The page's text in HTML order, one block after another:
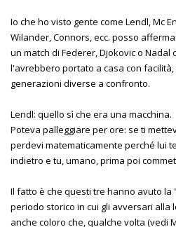
Io che ho visto gente come Lendl, Mc
Wilander, Connors, ecc. posso
un match di Federer, Djokovic o
l'avrebbero portato a casa con
generazioni diverse a confronto.
Lendl: quello sì che era una macchina.
Poteva palleggiare per ore: se ti
perdevi matematicamente perché lui
indietro e tu, umano, prima poi
Il fatto è che questi tre hanno avuto
periodo storico in cui gli avversari alla
anche coloro che, qualche volta (vedi